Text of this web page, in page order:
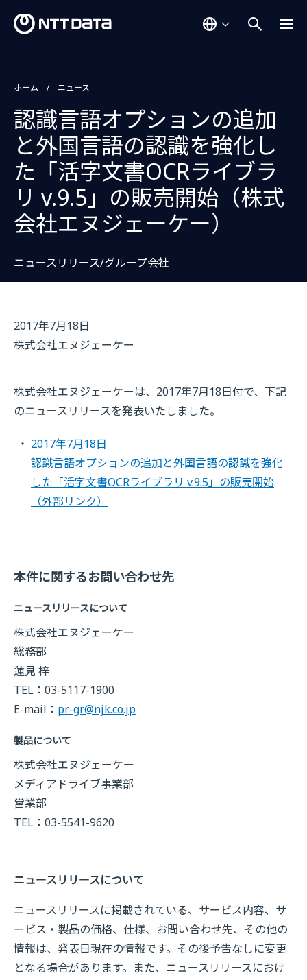
ホーム ニュース
認識言語オプションの追加
と外国言語の認識を強化し
た「活字文書OCRライブラ
リ v.9.5」の販売開始（株式
会社エヌジェーケー）
ニュースリリース/グループ会社
2017年7月18日
株式会社エヌジェーケー
株式会社エヌジェーケーは、2017年7月18日付で、下記
のニュースリリースを発表いたしました。
2017年7月18日
認識言語オプションの追加と外国言語の認識を強化
した「活字文書OCRライブラリ v.9.5」の販売開始
（外部リンク）
本件に関するお問い合わせ先
ニュースリリースについて
株式会社エヌジェーケー
総務部
蓮見 梓
TEL：03-5117-1900
E-mail： pr-gr@njk.co.jp
製品について
株式会社エヌジェーケー
メディアドライブ事業部
営業部
TEL：03-5541-9620
ニュースリリースについて
ニュースリリースに掲載されている、サービス内容、サ
ービス・製品の価格、仕様、お問い合わせ先、その他の
情報は、発表日現在の情報です。その後予告なしに変更
となる場合があります。また、ニュースリリースにおけ